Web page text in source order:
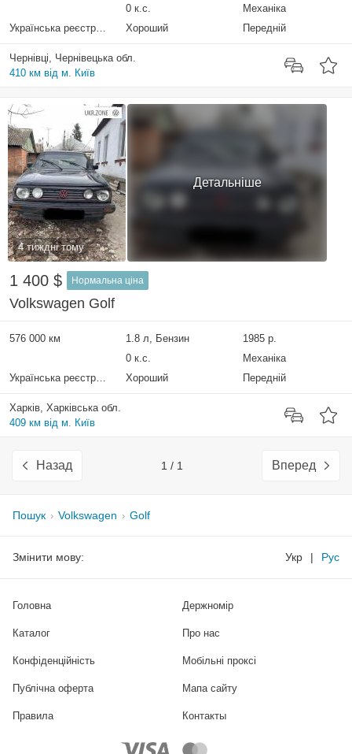
0 к.с.
Механіка
Українська реєстрація
Хороший Передній
Чернівці, Чернівецька обл.
410 км від м. Київ
4 тиждні тому
Детальніше
1 400 $ Нормальна ціна
Volkswagen Golf
576 000 км 1.8 л, Бензин
1985 р.
0 к.с.
Механіка
Українська реєстрація
Хороший Передній
Харків, Харківська обл.
409 км від м. Київ
Назад 1 / 1 Вперед
Пошук Volkswagen Golf
Змінити мову: Укр | Рус
Головна
Каталог
Держномір
Про нас
Конфіденційність Мобільні проксі
Публічна оферта Мапа сайту
Правила Контакты